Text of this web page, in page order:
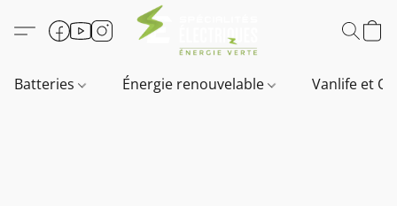
Batteries Énergie renouvelable Vanlife et